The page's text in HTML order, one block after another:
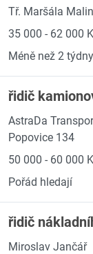
Tř. Maršála
35 000 - 62 000
Méně než 2 týdny
řidič
AstraDa
Popovice 134
50 000 - 60 000
Pořád hledají
řidič
Miroslav Jančář